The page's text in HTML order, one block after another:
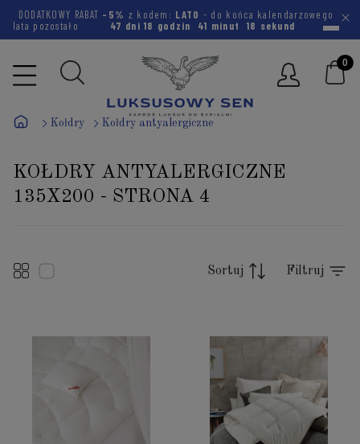
DODATKOWY RABAT -5% z kodem: LATO - do końca kalendarzowego
lata pozostało
47 dni 18 godzin 41 minut 18 sekund
Kołdry Kołdry antyalergiczne
KOŁDRY ANTYALERGICZNE
135X200 - STRONA 4
Sortuj Filtruj